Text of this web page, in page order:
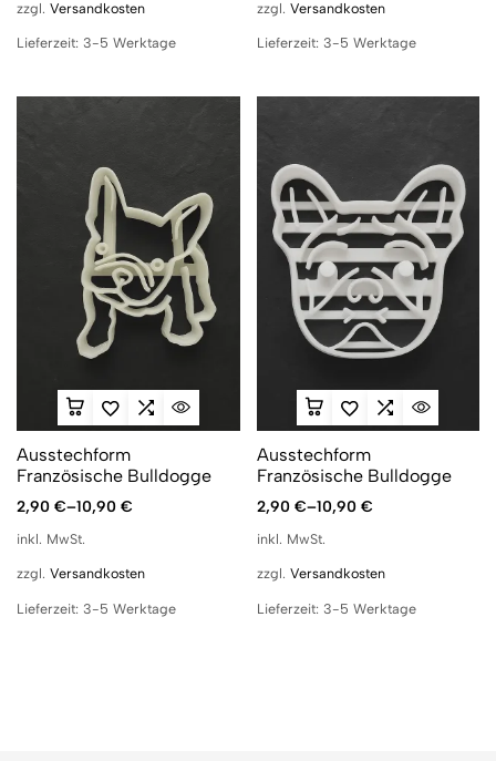
zzgl. Versandkosten
Lieferzeit: 3-5 Werktage
zzgl. Versandkosten
Lieferzeit: 3-5 Werktage
Ausstechform
Französische Bulldogge
2,90 €–10,90 €
inkl. MwSt.
zzgl. Versandkosten
Lieferzeit: 3-5 Werktage
Ausstechform
Französische Bulldogge
2,90 €–10,90 €
inkl. MwSt.
zzgl. Versandkosten
Lieferzeit: 3-5 Werktage